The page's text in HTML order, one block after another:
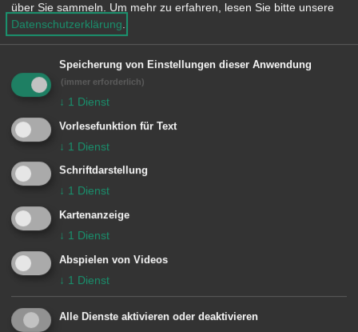
Im Jahre 2025 jährt sich der 100.
Geburtstag von Monsignore Sieger
Köder. Zu diesem Anlass bereitet die
Museumsgalerie im Bürgerhaus
Wasseralfingen eine umfassende
Retrospektive vor. Bei den laufenden
Recherchen wurde festgestellt, dass es
noch Gemälde und Zeichnungen des
Künstlers gibt, die bisher nie öffentlich
präsentiert wurden und deshalb
weitgehend unbekannt geblieben sind.
über Sie sammeln.
Um mehr zu erfahren, lesen Sie bitte unsere
Datenschutzerklärung
Speicherung von Einstellungen dieser Anwendung
(immer erforderlich)
↓ 1 Dienst
Vorlesefunktion für Text
↓ 1 Dienst
Schriftdarstellung
↓ 1 Dienst
Kartenanzeige
↓ 1 Dienst
Abspielen von Videos
↓ 1 Dienst
Alle Dienste aktivieren oder deaktivieren